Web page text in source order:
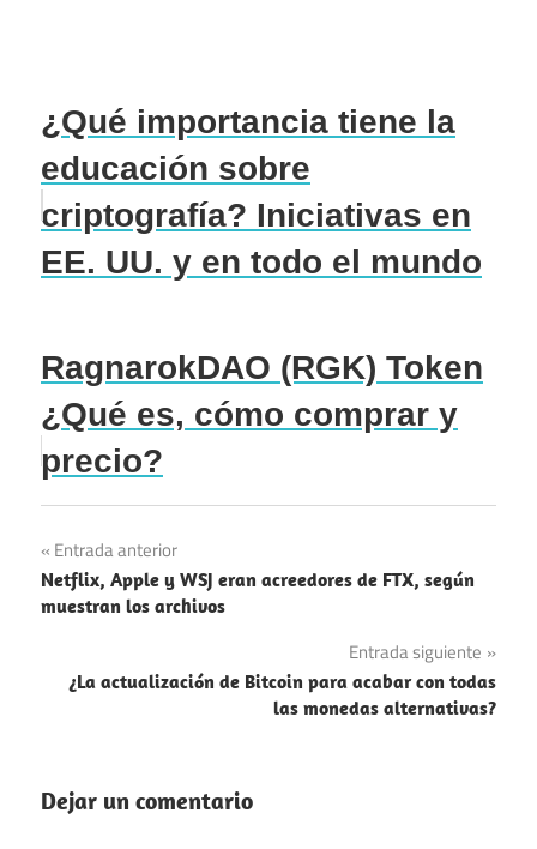
¿Qué importancia tiene la
educación sobre
criptografía? Iniciativas en
EE. UU. y en todo el mundo
RagnarokDAO (RGK) Token
¿Qué es, cómo comprar y
precio?
Navegación
de
Entrada anterior
Netflix, Apple y WSJ eran acreedores de FTX, según
muestran los archivos
Entrada siguiente
¿La actualización de Bitcoin para acabar con todas
las monedas alternativas?
Dejar un comentario